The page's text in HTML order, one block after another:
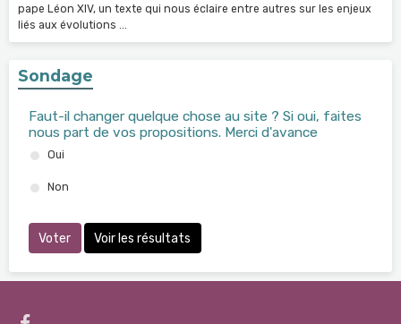
pape Léon XIV, un texte qui nous éclaire entre autres sur les enjeux
liés aux évolutions ...
Sondage
Faut-il changer quelque chose au site ? Si oui, faites
nous part de vos propositions. Merci d'avance
Oui
Non
Voter Voir les résultats